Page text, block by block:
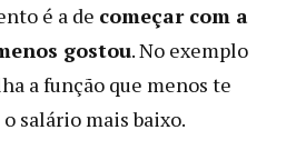
é a de começar com a
gostou. No exemplo
a função que menos te
salário mais baixo.